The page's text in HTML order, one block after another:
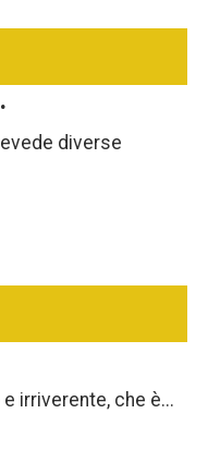
diverse
irriverente, che è...